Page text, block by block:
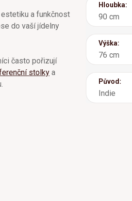
a funkčnost
do vaší jídelny
často pořizují
stolky a
Hloubka:
90 cm
Výška:
76 cm
Původ:
Indie